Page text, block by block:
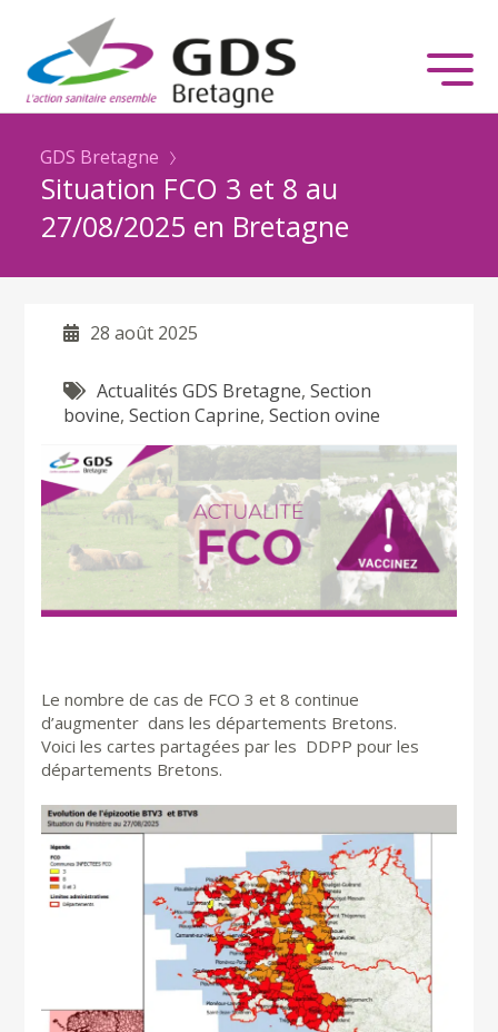
GDS Bretagne
Situation FCO 3 et 8 au
27/08/2025 en Bretagne
28 août 2025
Actualités GDS Bretagne,Section
bovine,Section Caprine,Section ovine
Le nombre de cas de FCO 3 et 8 continue
d’augmenter dans les départements Bretons.
Voici les cartes partagées par les DDPP pour les
départements Bretons.